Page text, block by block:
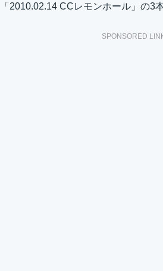
「2010.02.14 CCレモンホール」の3
SPONSORED